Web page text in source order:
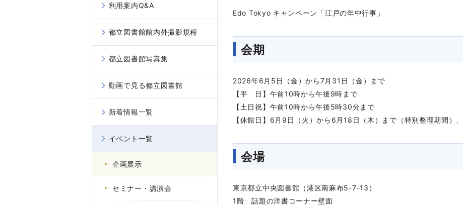
Edo Tokyo キャンペーン「江戸の年中行事」
会期
2026年6月5日（金）から7月31日（金）まで
【平 日】午前10時から午後9時まで
【土日祝】午前10時から午後5時30分まで
【休館日】6月9日（火）から6月18日（木）まで（特別整理期間）
会場
東京都立中央図書館（港区南麻布5-7-13）
1階 話題の洋書コーナー壁面
利用案内Q&A
都立図書館館内外撮影規程
都立図書館写真集
動画で見る都立図書館
新着情報一覧
イベント一覧
企画展示
セミナー・講演会